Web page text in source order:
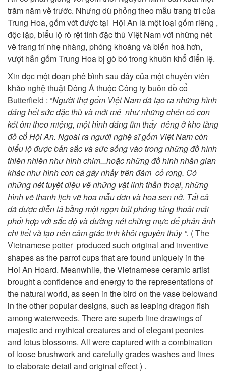
trăm năm về trước. Nhưng dù phỏng theo mẫu trang trí của
Trung Hoa, gốm vớt được tại Hội An là một loại gốm riêng ,
độc lập, biểu lộ rõ rệt tính đặc thù Việt Nam với những nét
vẽ trang trí nhẹ nhàng, phóng khoáng và biến hoá hơn,
vượt hẳn gốm Trung Hoa bị gò bó trong khuôn khổ điển lệ.
Xin đọc một đoạn phê bình sau đây của một chuyên viên
khảo nghệ thuật Đông Á thuộc Công ty buôn đồ cổ
Butterfield : “Người thợ gốm Việt Nam đã tạo ra những hình
dáng hết sức đặc thù và mới mẻ như những chén có con
két ôm theo miệng, một hình dáng tìm thấy riêng ở kho tàng
đồ cổ Hội An. Ngoài ra người nghệ sĩ gốm Việt Nam còn
biểu lộ được bản sắc và sức sống vào trong những đồ hình
thiên nhiên như hình chim...hoặc những đồ hình nhân gian
khác như hình con cá gáy nhảy trên đám cỏ rong. Có
những nét tuyệt diệu vẽ những vật linh thần thoại, những
hình vẽ thanh lịch vẽ hoa mẫu đơn và hoa sen nở. Tất cả
đã được diễn tả bằng một ngọn bút phóng túng thoải mái
phối hợp với sắc độ và đường nét chừng mực để phản ảnh
chi tiết và tạo nên cảm giác tinh khôi nguyên thủy “. ( The
Vietnamese potter produced such original and inventive
shapes as the parrot cups that are found uniquely in the
Hoi An Hoard. Meanwhile, the Vietnamese ceramic artist
brought a confidence and energy to the representations of
the natural world, as seen in the bird on the vase belowand
in the other popular designs, such as leaping dragon fish
among waterweeds. There are superb line drawings of
majestic and mythical creatures and of elegant peonies
and lotus blossoms. All were captured with a combination
of loose brushwork and carefully grades washes and lines
to elaborate detail and original effect ) .